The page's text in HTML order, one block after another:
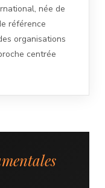
née de
référence
organisations
centrée